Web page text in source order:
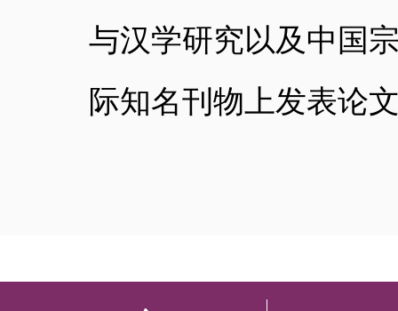
与汉学研究以及中国
际知名刊物上发表论